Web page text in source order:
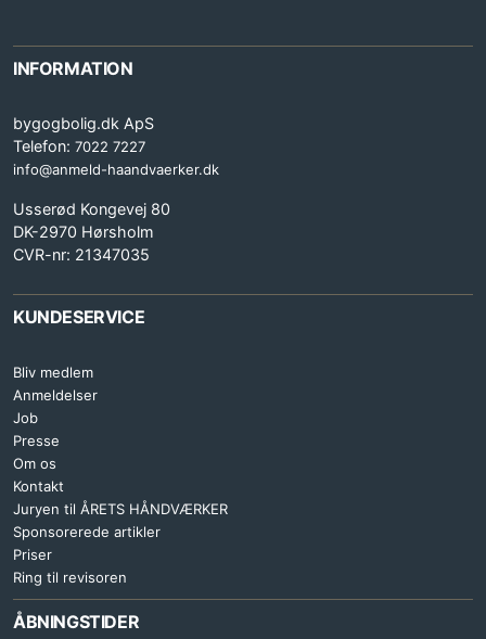
INFORMATION
bygogbolig.dk ApS
Telefon: 7022 7227
info@anmeld-haandvaerker.dk
Usserød Kongevej 80
DK-2970 Hørsholm
CVR-nr: 21347035
KUNDESERVICE
Bliv medlem
Anmeldelser
Job
Presse
Om os
Kontakt
Juryen til ÅRETS HÅNDVÆRKER
Sponsorerede artikler
Priser
Ring til revisoren
ÅBNINGSTIDER